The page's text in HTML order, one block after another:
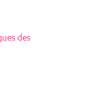
des